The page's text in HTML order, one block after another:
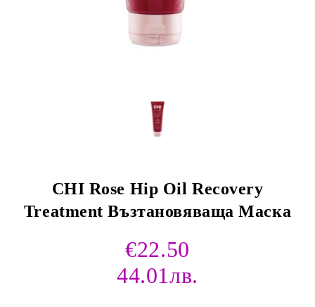
CHI Rose Hip Oil Recovery
Treatment Възтановяваща Маска
€22.50
44.01лв.